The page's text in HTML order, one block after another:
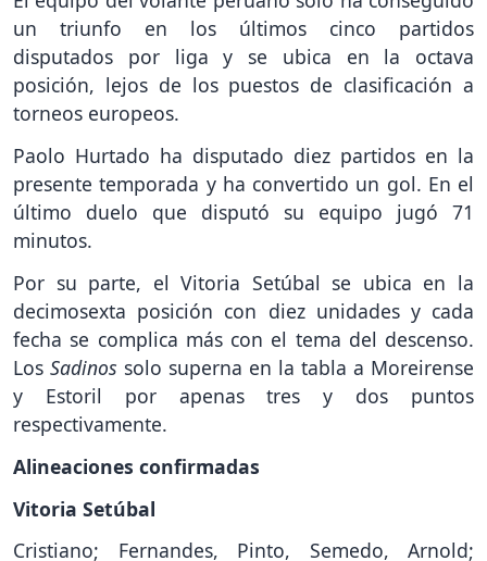
un triunfo en los últimos cinco partidos
disputados por liga y se ubica en la octava
posición, lejos de los puestos de clasificación a
torneos europeos.
Paolo Hurtado ha disputado diez partidos en la
presente temporada y ha convertido un gol. En el
último duelo que disputó su equipo jugó 71
minutos.
Por su parte, el Vitoria Setúbal se ubica en la
decimosexta posición con diez unidades y cada
fecha se complica más con el tema del descenso.
Los Sadinos solo superna en la tabla a Moreirense
y Estoril por apenas tres y dos puntos
respectivamente.
Alineaciones confirmadas
Vitoria Setúbal
Cristiano; Fernandes, Pinto, Semedo, Arnold;